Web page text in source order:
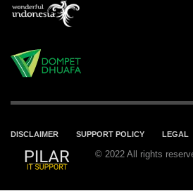
DISCLAIMER SUPPORT POLICY LEGAL
© 2022 All rights